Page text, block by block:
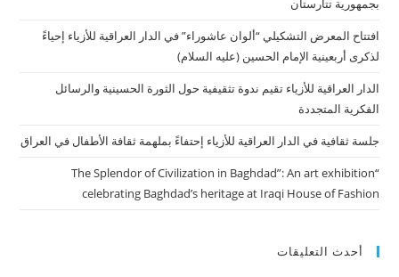
بجمهورية تتارستان
افتتاح المعرض التشكيلي “ألوان عاشوراء” في الدار العراقية للأزياء إحياءً
لذكرى أربعينية الإمام الحسين (عليه السلام)
الدار العراقية للأزياء تقيم ندوة تثقيفية حول الثورة الحسينية والرسائل
الفكرية المتجددة
جلسة ثقافية في الدار العراقية للأزياء إحتفاءً بملهمة ثقافة الأطفال في العراق
“The Splendor of Civilization in Baghdad”: An art exhibition
celebrating Baghdad’s heritage at Iraqi House of Fashion
أحدث التعليقات